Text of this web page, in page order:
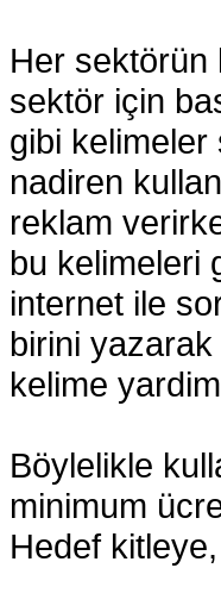
Her sektörün
sektör için
gibi
nadiren
reklam
bu kelimeleri
internet ile
birini
kelime
Böylelikle
minimum
Hedef